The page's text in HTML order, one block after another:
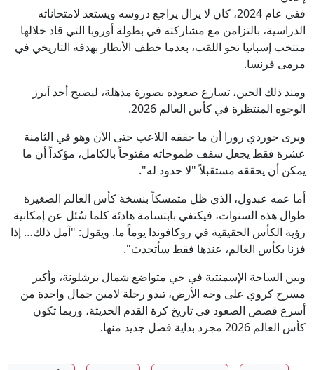
ففي عام 2024، كان لا يزال يراجع دروسه ويستعد لامتحاناته
الدراسية، بالتزامن مع مشاركته في بطولة أوروبا التي قاد خلالها
منتخب إسبانيا نحو اللقب، بعدما خطف الأنظار بهدفه التاريخي في
مرمى فرنسا.
ومنذ ذلك الحين، تسارع صعوده بصورة مذهلة، ليصبح أحد أبرز
الوجوه المنتظرة في كأس العالم 2026.
ويرى جوردي رورا أن ما حققه اللاعب حتى الآن وهو في الثامنة
عشرة فقط يجعل سقف طموحاته مفتوحاً بالكامل، مؤكداً أن ما
يمكن أن يحققه مستقبلاً "لا حدود له".
أما عمه عبدول، الذي ظل متمسكاً بنسخة كأس العالم الصغيرة
طوال هذه السنوات، فيكتفي بابتسامة هادئة كلما سُئل عن إمكانية
رؤية الكأس الحقيقية في روكافوندا يوماً ما. ويقول: "آمل ذلك… إذا
فزنا بكأس العالم، عندها فقط سأتحدث".
وبين الساحة الإسمنتية في حي متواضع شمال برشلونة، وأكبر
مسرح كروي على وجه الأرض، تبدو رحلة لامين جمال واحدة من
أسرع قصص الصعود في تاريخ كرة القدم الحديثة، وربما تكون
كأس العالم 2026 مجرد بداية فصل جديد منها.